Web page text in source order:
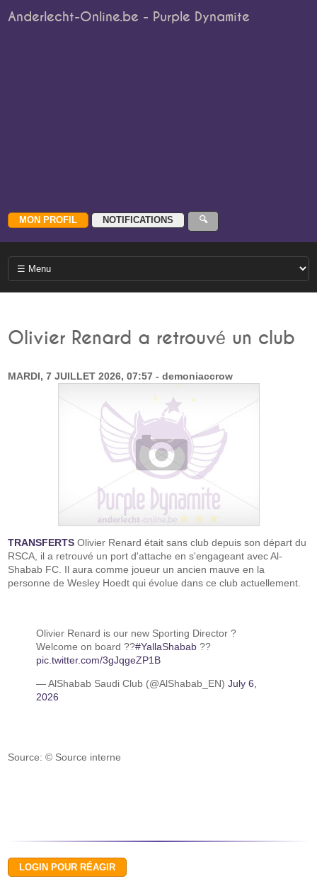
Anderlecht-Online.be - Purple Dynamite
Olivier Renard a retrouvé un club
MARDI, 7 JUILLET 2026, 07:57 - demoniaccrow
TRANSFERTS Olivier Renard était sans club depuis son départ du
RSCA, il a retrouvé un port d'attache en s'engageant avec Al-
Shabab FC. Il aura comme joueur un ancien mauve en la
personne de Wesley Hoedt qui évolue dans ce club actuellement.
Olivier Renard is our new Sporting Director ?
Welcome on board ??#YallaShabab ??
pic.twitter.com/3gJqgeZP1B
— AlShabab Saudi Club (@AlShabab_EN)July 6,
2026
Source: © Source interne